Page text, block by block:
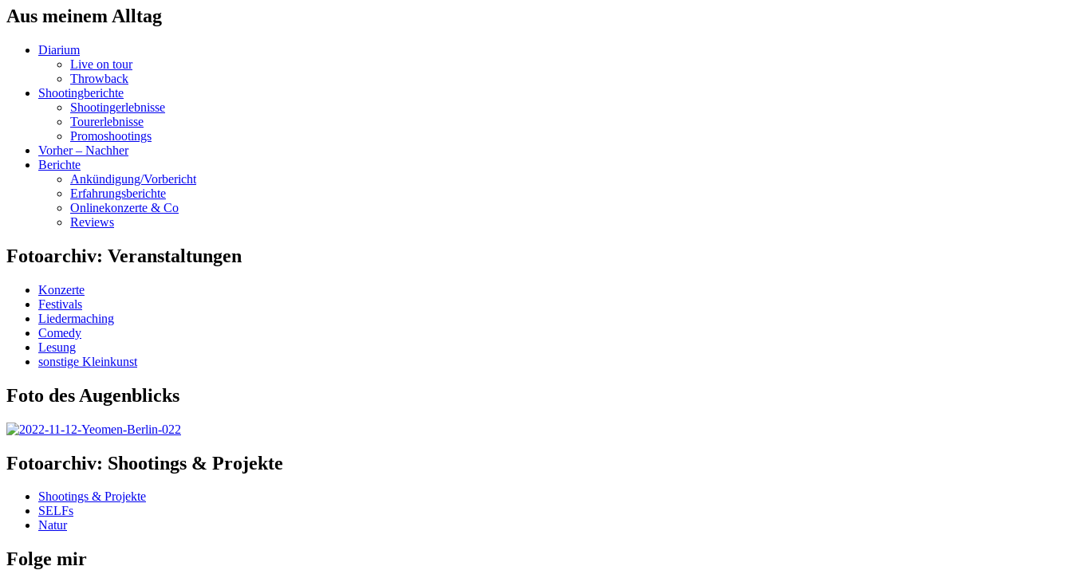
Aus meinem Alltag
Diarium
Live on tour
Throwback
Shootingberichte
Shootingerlebnisse
Tourerlebnisse
Promoshootings
Vorher – Nachher
Berichte
Ankündigung/Vorbericht
Erfahrungsberichte
Onlinekonzerte & Co
Reviews
Fotoarchiv: Veranstaltungen
Konzerte
Festivals
Liedermaching
Comedy
Lesung
sonstige Kleinkunst
Foto des Augenblicks
Fotoarchiv: Shootings & Projekte
Shootings & Projekte
SELFs
Natur
Folge mir